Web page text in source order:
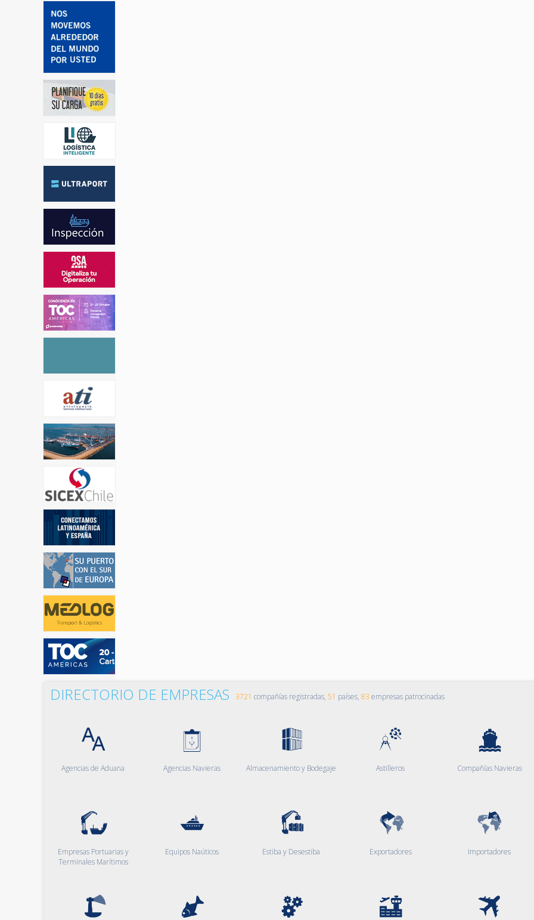
DIRECTORIO DE EMPRESAS 3721 compañías registradas, 51 países, 83 empresas patrocinadas
Agencias de Aduana Agencias Navieras Almacenamiento y Bodegaje Astilleros Compañías Navieras
Empresas Portuarias y
Terminales Marítimos
Equipos Naúticos Estiba y Desestiba Exportadores Importadores